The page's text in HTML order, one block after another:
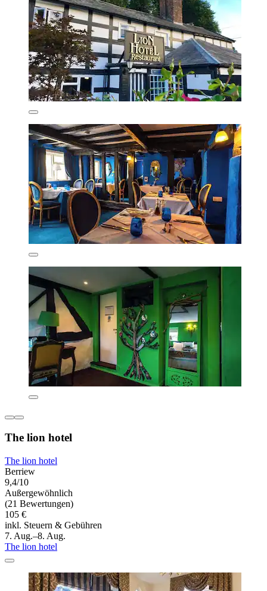
The lion hotel
The lion hotel
Berriew
9,4/10
Außergewöhnlich
(21 Bewertungen)
105 €
inkl. Steuern & Gebühren
7. Aug.–8. Aug.
The lion hotel